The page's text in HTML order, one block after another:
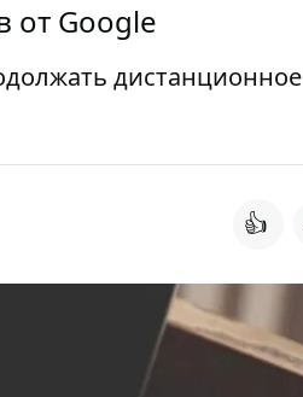
от Google
дистанционное
👍